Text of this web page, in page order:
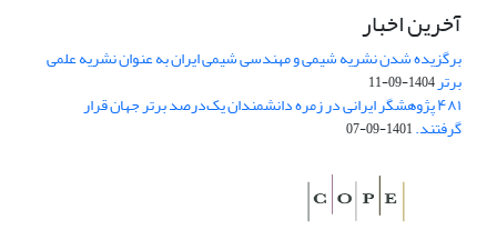
آخرین اخبار
برگزیده شدن نشریه شیمی و مهندسی شیمی ایران به عنوان نشریه علمی
برتر1404-09-11
۴۸۱ پژوهشگر ایرانی در زمره دانشمندان یک‌درصد برتر جهان قرار
گرفتند.1401-09-07